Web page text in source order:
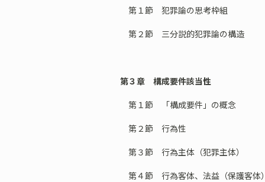
第１節 犯罪論の思考枠組
第２節 三分説的犯罪論の構造
第３章 構成要件該当性
第１節 「構成要件」の概念
第２節 行為性
第３節 行為主体（犯罪主体）
第４節 行為客体、法益（保護客体